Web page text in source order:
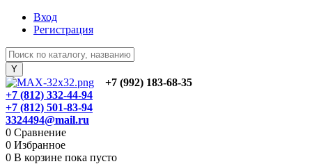
Вход
Регистрация
+7 (992) 183-68-35
+7 (812) 332-44-94
+7 (812) 501-83-94
3324494@mail.ru
0 Сравнение
0 Избранное
0 В корзине пока пусто